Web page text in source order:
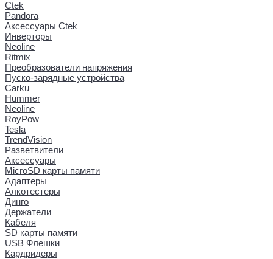
Ctek
Pandora
Аксессуары Ctek
Инверторы
Neoline
Ritmix
Преобразователи напряжения
Пуско-зарядные устройства
Carku
Hummer
Neoline
RoyPow
Tesla
TrendVision
Разветвители
Аксессуары
MicroSD карты памяти
Адаптеры
Алкотестеры
Динго
Держатели
Кабеля
SD карты памяти
USB Флешки
Кардридеры